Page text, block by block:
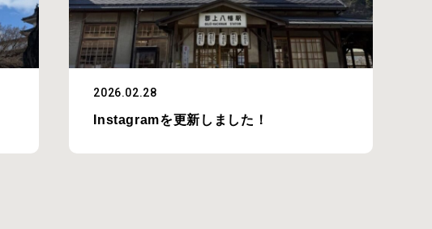
2026.02.28
Instagramを更新しました！